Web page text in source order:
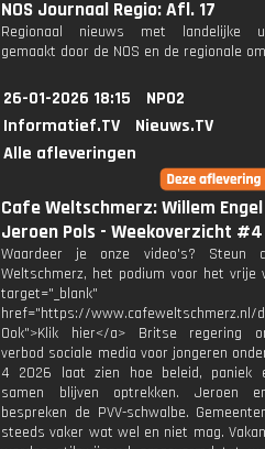
NOS Journaal Regio: Afl. 17
Regionaal nieuws met landelijke
gemaakt door de NOS en de regionale
26-01-2026 18:15
NPO2
Informatief.TV
Nieuws.TV
Alle afleveringen
Cafe Weltschmerz: Willem
Jeroen Pols - Weekoverzicht
Waardeer je onze video's? Steun
Weltschmerz, het podium voor het vrije
target="_blank"
href="https://www.cafeweltschmerz.nl/
Ook">Klik hier</a> Britse regering
verbod sociale media voor jongeren
4 2026 laat zien hoe beleid, paniek
samen blijven optrekken. Jeroen
bespreken de PVV-schwalbe.
steeds vaker wat wel en niet mag.